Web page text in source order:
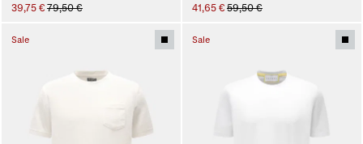
39,75 € 79,50 € 41,65 € 59,50 €
Sale Sale